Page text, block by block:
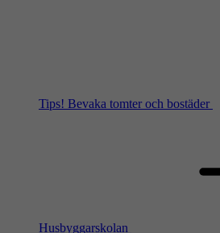
Tips! Bevaka tomter och bostäder
Husbyggarskolan